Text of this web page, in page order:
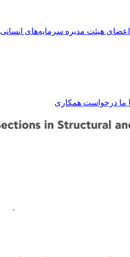
اعضای هیئت مدیره سرمایه‌های انسانی
ما درخواست همکاری